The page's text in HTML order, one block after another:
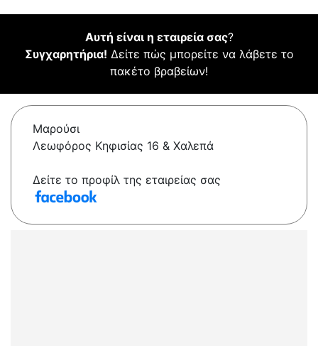
Αυτή είναι η εταιρεία σας?
Συγχαρητήρια! Δείτε πώς μπορείτε να λάβετε το
πακέτο βραβείων!
Μαρούσι
Λεωφόρος Κηφισίας 16 & Χαλεπά
Δείτε το προφίλ της εταιρείας σας